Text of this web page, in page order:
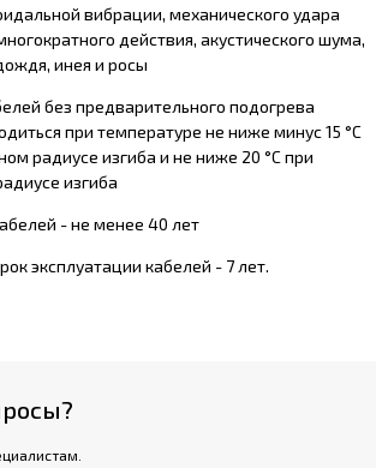
вибрации, механического удара
действия, акустического шума,
инея и росы
без предварительного подогрева
при температуре не ниже минус 15 °С
радиусе изгиба и не ниже 20 °С при
изгиба
- не менее 40 лет
эксплуатации кабелей - 7 лет.